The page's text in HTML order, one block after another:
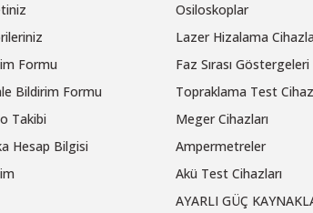
Formu
Bildirim Formu
Takibi
Hesap Bilgisi
Osiloskoplar
Lazer Hizalama
Faz Sırası Göstergeleri
Topraklama Test
Meger Cihazları
Ampermetreler
Akü Test Cihazları
AYARLI GÜÇ